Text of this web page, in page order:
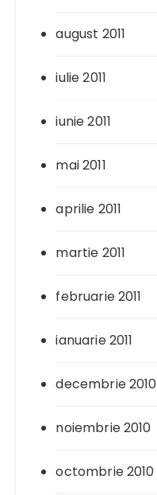
august 2011
iulie 2011
iunie 2011
mai 2011
aprilie 2011
martie 2011
februarie 2011
ianuarie 2011
decembrie 2010
noiembrie 2010
octombrie 2010